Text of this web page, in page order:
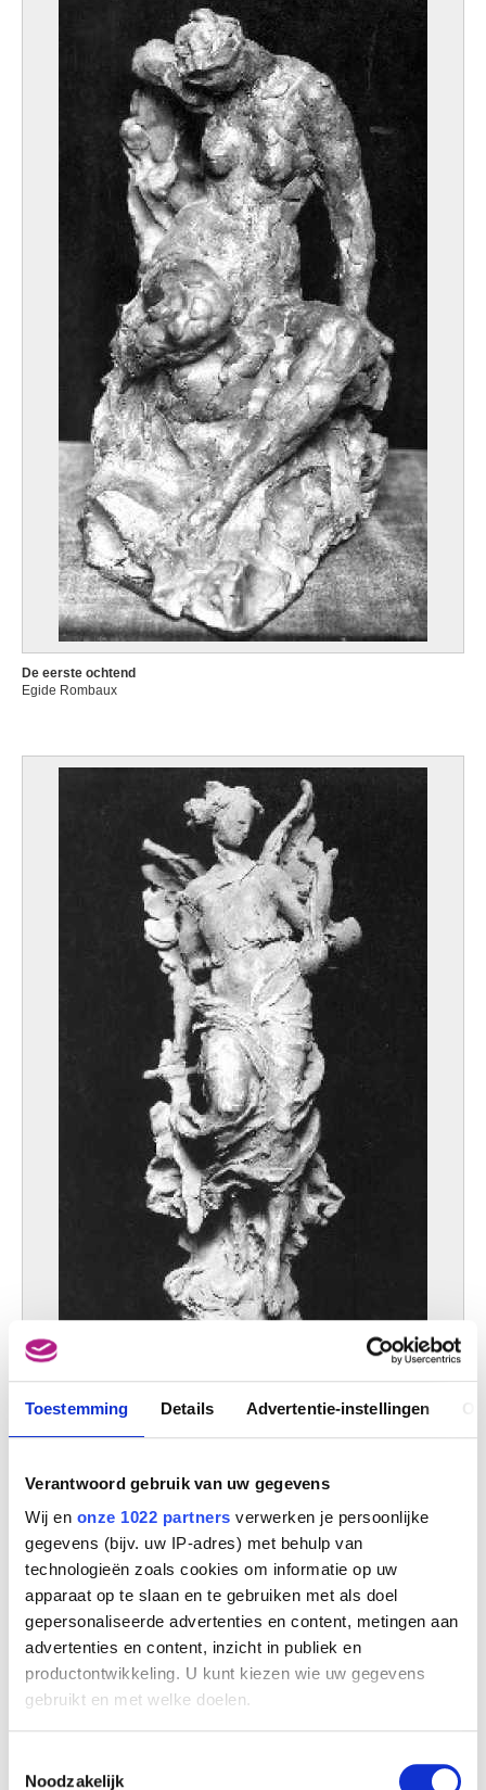
Toestemming Details Advertentie-instellingen
Verantwoord gebruik van uw gegevens
Wij en onze 1022 partners verwerken je persoonlijke
gegevens (bijv. uw IP-adres) met behulp van
technologieën zoals cookies om informatie op uw
apparaat op te slaan en te gebruiken met als doel
gepersonaliseerde advertenties en content, metingen aan
advertenties en content, inzicht in publiek en
productontwikkeling. U kunt kiezen wie uw gegevens
gebruikt en met welke doelen.
Informatie verzamelen over uw geografische
Noodzakelijk
De eerste ochtend
Egide Rombaux
De Gerechtigheid